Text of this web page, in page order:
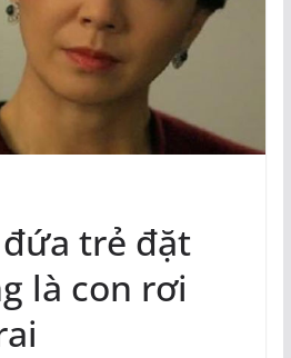
trẻ đặt
là con rơi